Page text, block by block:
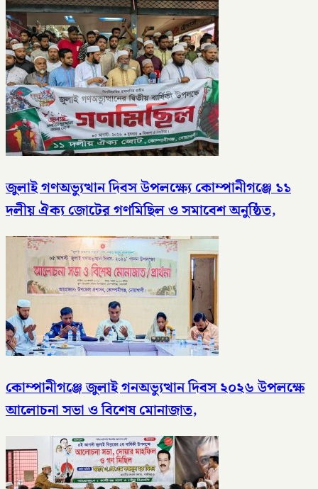
জুলাই গণঅভ্যুত্থান দিবস উপলক্ষ্যে কোম্পানীগঞ্জে ১১
দলীয় ঐক্য জোটের গণমিছিল ও সমাবেশ অনুষ্ঠিত,
কোম্পানীগঞ্জে জুলাই গনঅভ্যুত্থান দিবস ২০২৬ উপলক্ষে
আলোচনা সভা ও বিশেষ মোনাজাত,